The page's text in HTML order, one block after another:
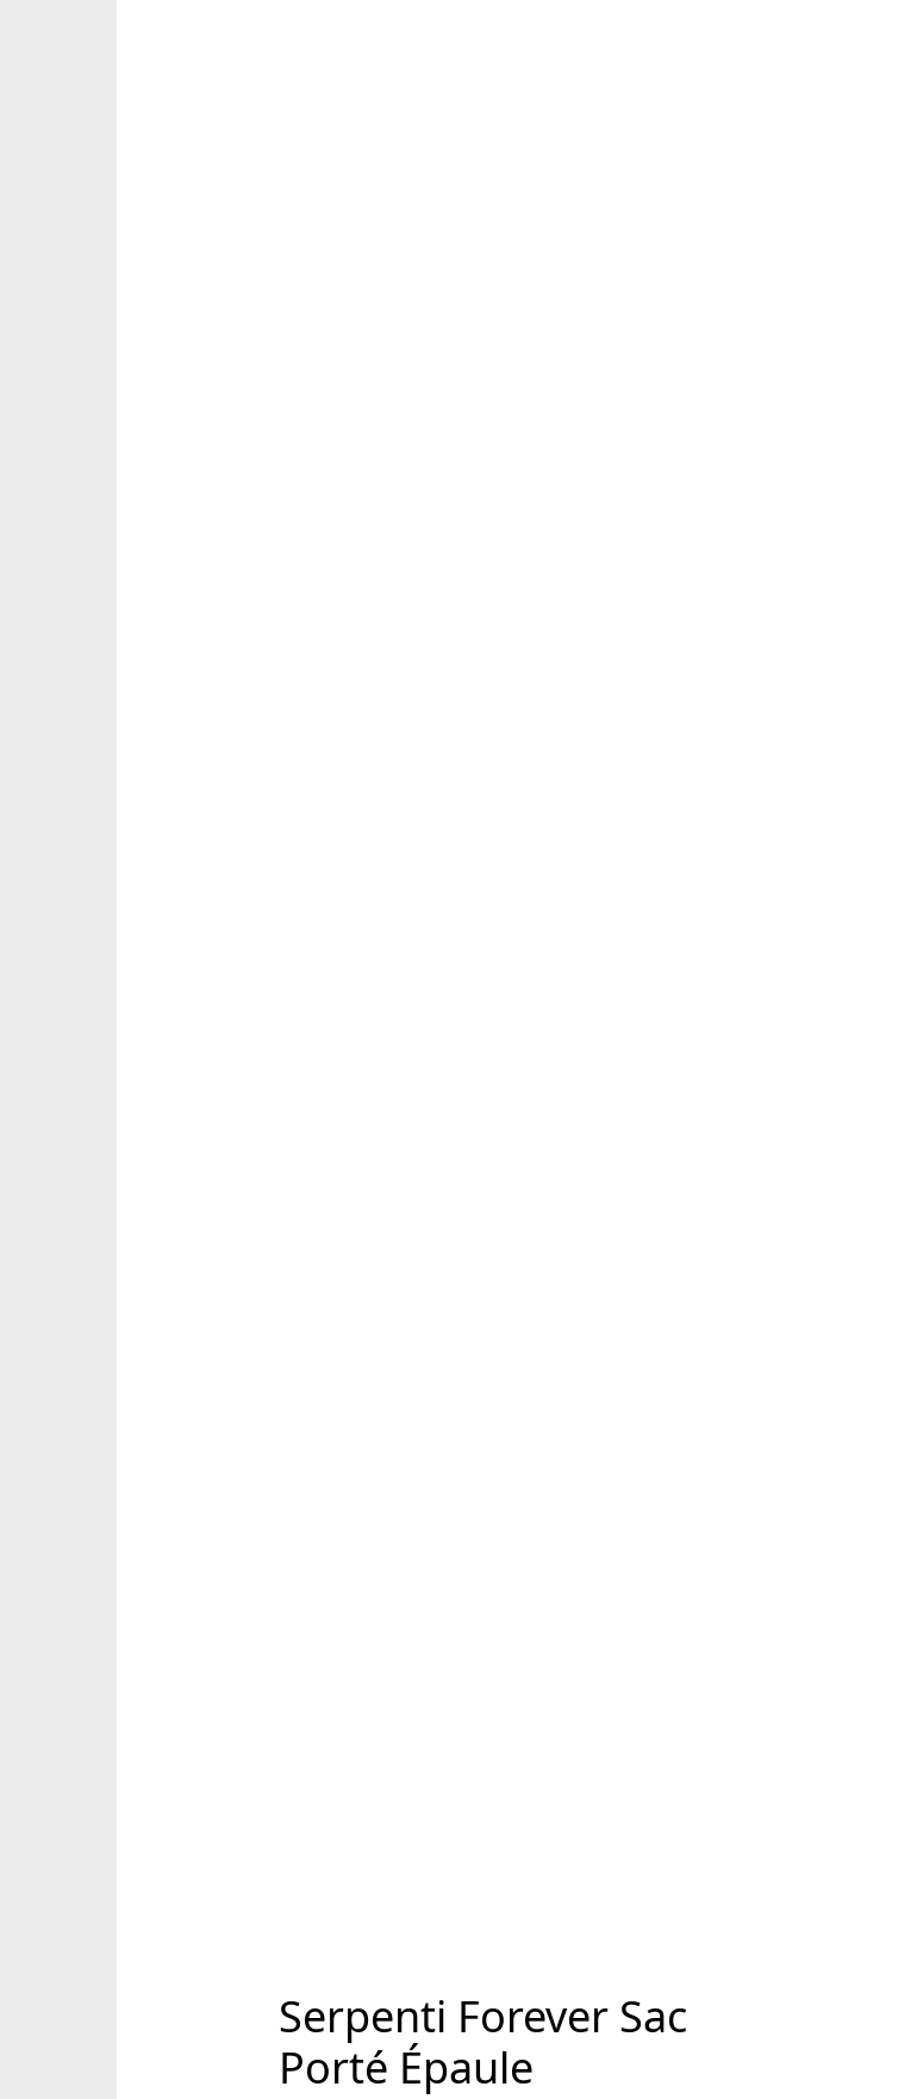
Serpenti Forever Sac
Porté Épaule